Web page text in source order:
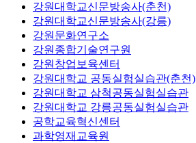
강원대학교신문방송사(춘천)
강원대학교신문방송사(강릉)
강원문화연구소
강원종합기술연구원
강원창업보육센터
강원대학교 공동실험실습관(춘천)
강원대학교 삼척공동실험실습관
강원대학교 강릉공동실험실습관
공학교육혁신센터
과학영재교육원